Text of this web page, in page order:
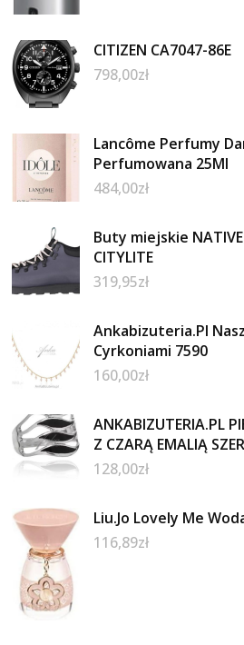
CITIZEN CA7047-86E
798,00zł
Lancôme Perfumy
Perfumowana 25Ml
484,00zł
Buty miejskie
CITYLITE
319,95zł
Ankabizuteria.Pl
Cyrkoniami 7590
160,00zł
ANKABIZUTERIA.PL
Z CZARĄ EMALIĄ
128,00zł
Liu.Jo Lovely Me
116,89zł